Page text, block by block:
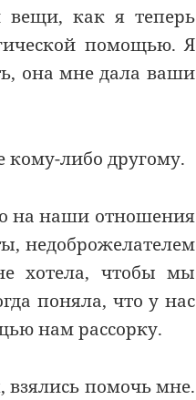
вещи, как я теперь
помощью. Я
она мне дала ваши
кому-либо другому.
на наши отношения
недоброжелателем
хотела, чтобы мы
поняла, что у нас
нам рассорку.
взялись помочь мне.